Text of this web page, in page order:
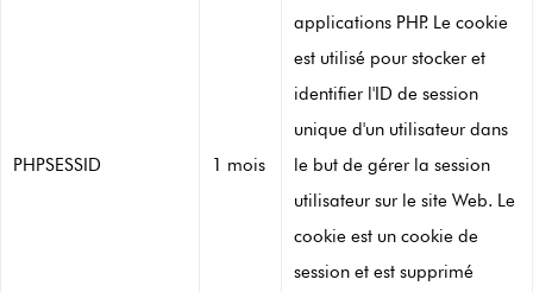
PHPSESSID 1 mois
applications PHP. Le cookie
est utilisé pour stocker et
identifier l'ID de session
unique d'un utilisateur dans
le but de gérer la session
utilisateur sur le site Web. Le
cookie est un cookie de
session et est supprimé